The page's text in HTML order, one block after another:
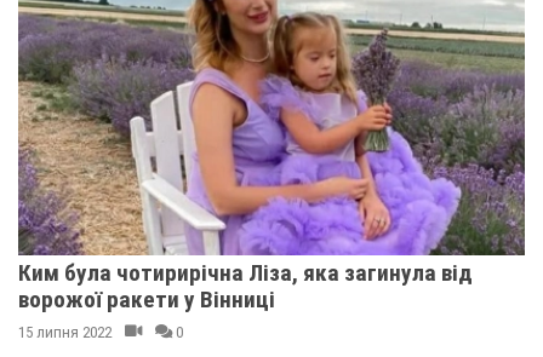
Ким була чотирирічна Ліза, яка загинула від
ворожої ракети у Вінниці
15 липня 2022 0